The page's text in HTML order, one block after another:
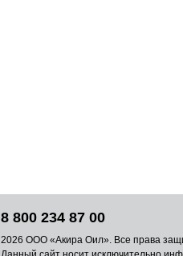
8 800 234 87 00
2026 ООО «Акира Оил». Все права